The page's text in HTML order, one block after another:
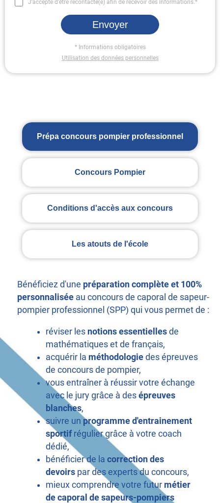
J'accepte d'être recontacté(e) afin de recevoir des informations.*
Envoyer
* Informations obligatoires
Utilisation des données personnelles
Prépa concours pompier professionnel
Concours Pompier
Conditions d'accès aux concours
Les atouts de l'école
Bénéficiez d'une préparation complète et 100%
personnalisée au concours de caporal de sapeur-
pompier professionnel (SPP) qui vous permet de :
réviser les notions essentiellesde
mathématiques et de français,
acquérir la méthodologie des épreuves
de concours de pompier,
vous entraîner à réussir votre échange
avec le jury grâce à des épreuves
blanches,
suivre un programme d'entrainement
sportif régulier grâce à votre coach
dédié,
bénéficier de la correction des
devoirspar des experts du concours,
mieux comprendre votre futur métier
de caporal de sapeurs-pompiers